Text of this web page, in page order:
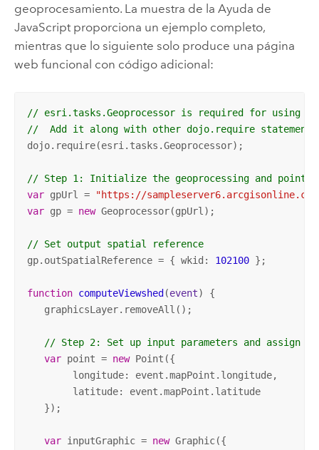
geoprocesamiento. La muestra de la Ayuda de
JavaScriptproporciona un ejemplo completo,
mientras que lo siguiente solo produce una página
web funcional con código adicional:
// esri.tasks.Geoprocessor is required for using
//  Add it along with other dojo.require
dojo.require(esri.tasks.Geoprocessor);
// Step 1: Initialize the geoprocessing and point to
var gpUrl =
"https://
var gp = new Geoprocessor(gpUrl);
// Set output spatial reference
gp.outSpatialReference = { wkid: 102100 };
function computeViewshed (event) {
   graphicsLayer.removeAll();
// Step 2: Set up input parameters and assign
var point = new Point({
        longitude: event.mapPoint.longitude,
        latitude: event.mapPoint.latitude
   });
var inputGraphic = new Graphic({